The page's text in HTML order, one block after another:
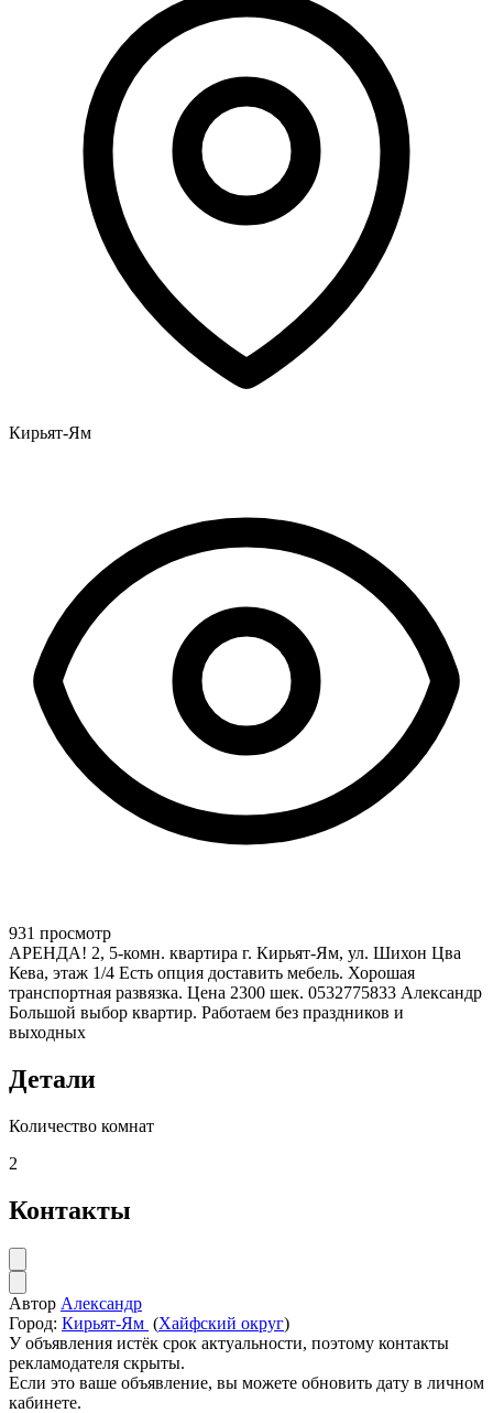
Кирьят-Ям
931 просмотр
АРЕНДА! 2, 5-комн. квартира г. Кирьят-Ям, ул. Шихон Цва
Кева, этаж 1/4 Есть опция доставить мебель. Хорошая
транспортная развязка. Цена 2300 шек. 0532775833 Александр
Большой выбор квартир. Работаем без праздников и
выходных
Детали
Количество комнат
2
Контакты
Автор Александр
Город: Кирьят-Ям (Хайфский округ)
У объявления истёк срок актуальности, поэтому контакты
рекламодателя скрыты.
Если это ваше объявление, вы можете обновить дату в личном
кабинете.